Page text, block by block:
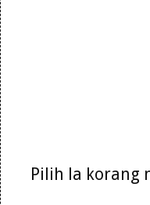
Pilih la korang